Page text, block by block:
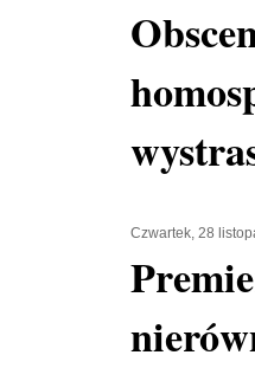
Czwartek, 28